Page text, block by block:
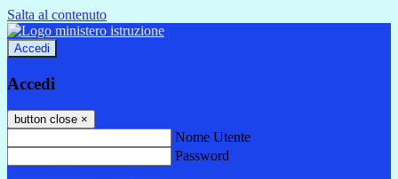
Salta al contenuto
Accedi
Accedi
button close ×
Nome Utente
Password